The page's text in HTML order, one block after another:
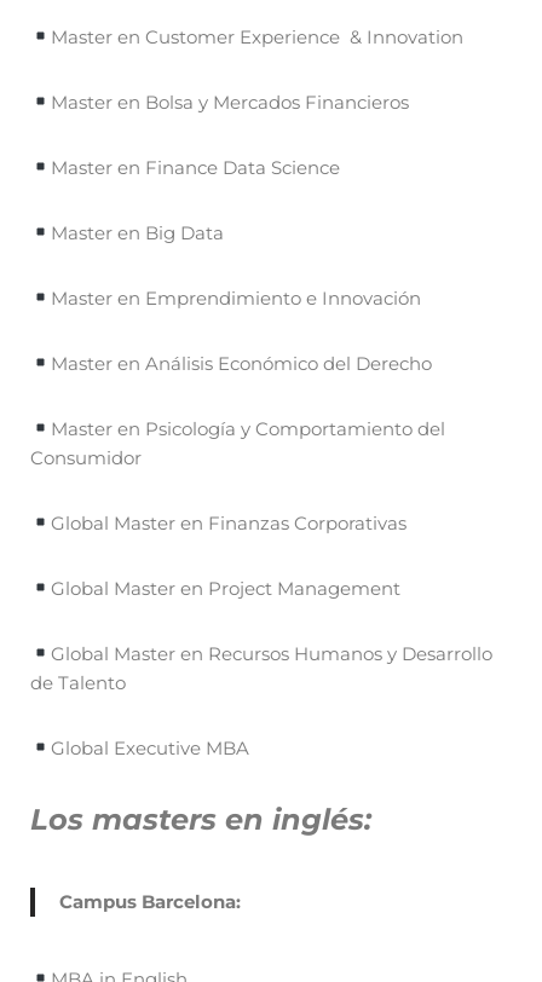
Master en Customer Experience & Innovation
Master en Bolsa y Mercados Financieros
Master en Finance Data Science
Master en Big Data
Master en Emprendimiento e Innovación
Master en Análisis Económico del Derecho
Master en Psicología y Comportamiento del
Consumidor
Global Master en Finanzas Corporativas
Global Master en Project Management
Global Master en Recursos Humanos y Desarrollo
de Talento
Global Executive MBA
Los masters en inglés:
Campus Barcelona: